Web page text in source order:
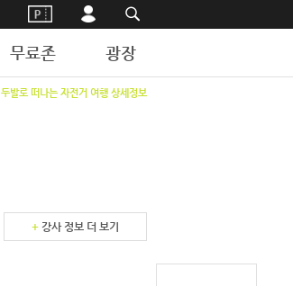
무료존 광장
두발로 떠나는 자전거 여행 상세정보
+ 강사 정보 더 보기